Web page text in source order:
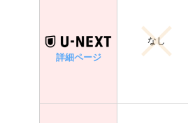
詳細ページ
なし